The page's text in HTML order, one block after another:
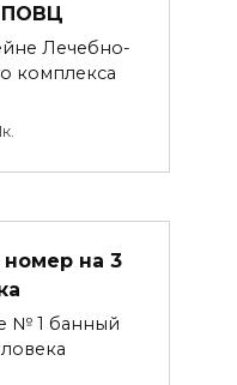
Лечебно-
комплекса
на 3
№ 1 банный